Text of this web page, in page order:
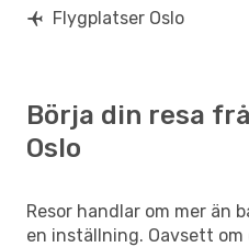
Flygplatser Oslo
Börja din resa
Oslo
Resor handlar om mer än
en inställning. Oavsett om